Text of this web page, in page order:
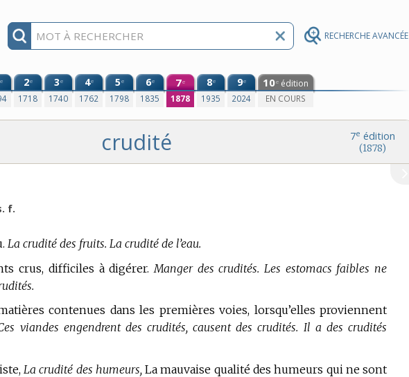
RECHERCHE AVANCÉE
2e
1718
3e
1740
4e
1762
5e
1798
6e
1835
7e
1878
8e
1935
9e
2024
10e édition
EN COURS
7e édition
(1878)
crudité
f.
La crudité des fruits. La crudité de l’eau.
crus, difficiles à digérer. Manger des crudités. Les estomacs faibles ne
contenues dans les premières voies, lorsqu’elles proviennent
viandes engendrent des crudités, causent des crudités. Il a des crudités
La crudité des humeurs, La mauvaise qualité des humeurs qui ne sont